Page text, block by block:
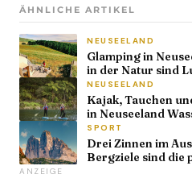
ÄHNLICHE ARTIKEL
NEUSEELAND
Glamping in
in der Natur sind
NEUSEELAND
Kajak, Tauchen
in Neuseeland
SPORT
Drei Zinnen im
Bergziele sind die
ANZEIGE